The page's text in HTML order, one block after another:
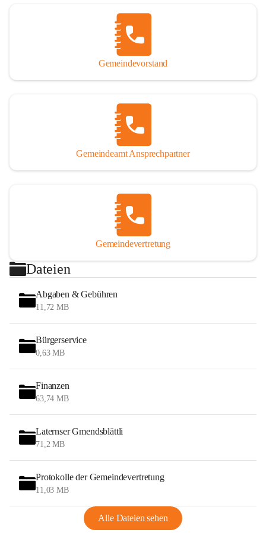
Gemeindevorstand
Gemeindeamt Ansprechpartner
Gemeindevertretung
Dateien
Abgaben & Gebühren
11,72 MB
Bürgerservice
0,63 MB
Finanzen
63,74 MB
Laternser Gmendsblättli
71,2 MB
Protokolle der Gemeindevertretung
11,03 MB
Alle Dateien sehen